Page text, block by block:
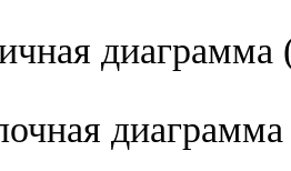
диаграмма
диаграмма